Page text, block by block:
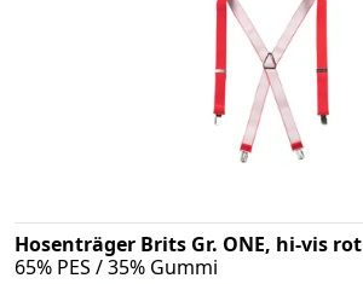
Hosenträger Brits Gr. ONE, hi-vis rot
65% PES / 35% Gummi